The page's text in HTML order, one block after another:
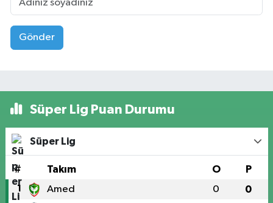
Gönder
Süper Lig Puan Durumu
Süper Lig
# Takım O P
1 Amed 0 0